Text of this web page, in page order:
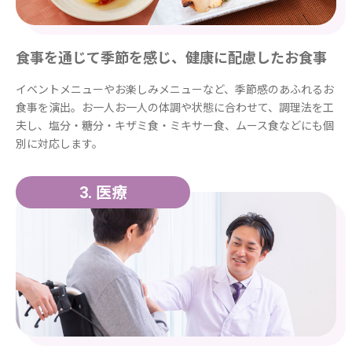
食事を通じて季節を感じ、健康に配慮したお食事
イベントメニューやお楽しみメニューなど、季節感のあふれるお
食事を演出。お一人お一人の体調や状態に合わせて、調理法を工
夫し、塩分・糖分・キザミ食・ミキサー食、ムース食などにも個
別に対応します。
3. 医療